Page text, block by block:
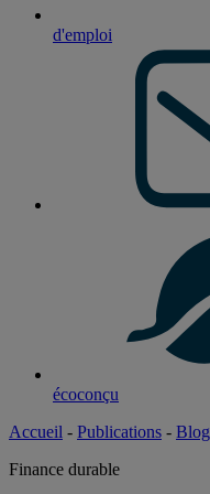
d'emploi
écoconçu
Accueil - Publications - Blog
Finance durable